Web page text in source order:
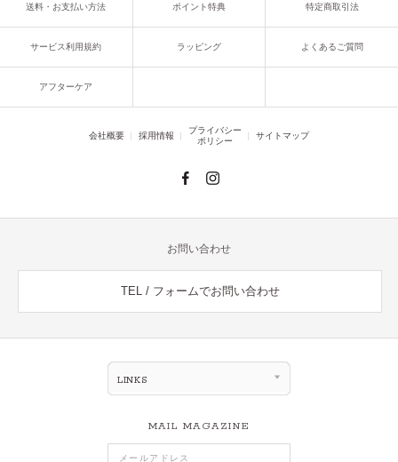
送料・お支払い方法 ポイント特典 特定商取引法
サービス利用規約 ラッピング よくあるご質問
アフターケア
会社概要 採用情報
プライバシー
ポリシー
サイトマップ
お問い合わせ
TEL / フォームでお問い合わせ
LINKS
MAIL MAGAZINE